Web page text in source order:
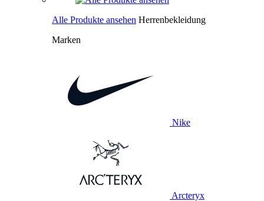
Alle Produkte ansehen Herrenbekleidung
Marken
Nike
Arcteryx